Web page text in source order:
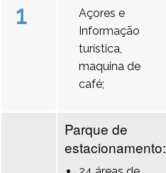
1
Açores e
Informação
turística,
maquina de
café;
Parque de
estacionamento: